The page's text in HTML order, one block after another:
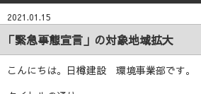
事業内容
実績紹介
施工事例
2021.01.15
「緊急事態宣言」の対象地域拡大
こんにちは。日樽建設 環境事業部です。